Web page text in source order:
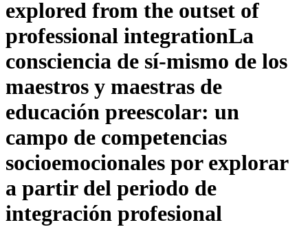
explored from the outset of
professional integrationLa
consciencia de sí-mismo de los
maestros y maestras de
educación preescolar: un
campo de competencias
socioemocionales por explorar
a partir del periodo de
integración profesional